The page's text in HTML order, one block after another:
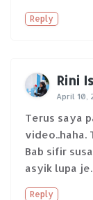
Reply
Rini
April 10,
Terus saya
video..haha.
Bab sifir
asyik lupa
Reply